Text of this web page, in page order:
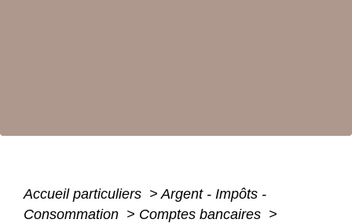
Accueil particuliers > Argent - Impôts -
Consommation > Comptes bancaires >